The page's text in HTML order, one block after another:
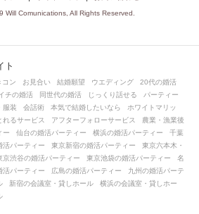
Will Comunications, All Rights Reserved.
ト
コン お見合い 結婚願望 ウエディング
20代の婚活
チの婚活 同世代の婚活 じっくり話せる
パーティー
服装 会話術 本気で結婚したいなら
ホワイトマリッ
れるサービス アフターフォローサービス
農業・漁業後
ー 仙台の婚活パーティー 横浜の婚活パーティー
千葉
活パーティー 東京新宿の婚活パーティー
東京六本木・
京渋谷の婚活パーティー 東京池袋の婚活パーティー
名
活パーティー 広島の婚活パーティー
九州の婚活パーテ
新宿の会議室・貸しホール
横浜の会議室・貸しホー